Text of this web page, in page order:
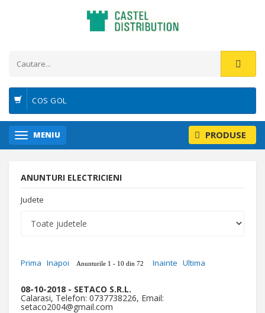
COS GOL
MENIU PRODUSE
ANUNTURI ELECTRICIENI
Judete
Prima Inapoi Anunturile 1 - 10 din 72 Inainte Ultima
08-10-2018 - SETACO S.R.L.
Calarasi, Telefon: 0737738226, Email:
setaco2004@gmail.com